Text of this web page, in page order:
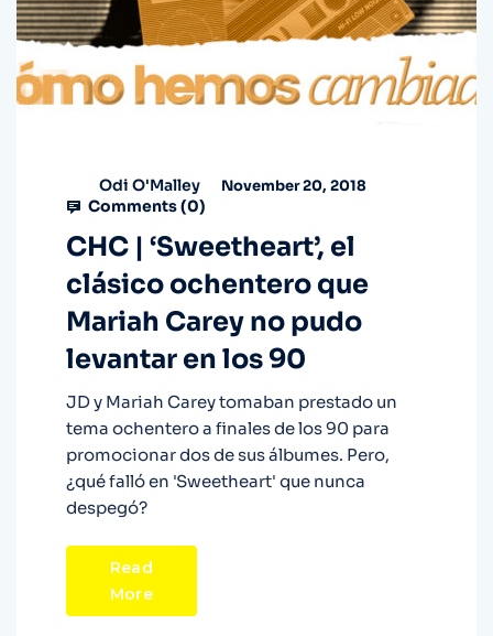
Odi O'Malley November 20, 2018
Comments (0)
CHC | ‘Sweetheart’, el
clásico ochentero que
Mariah Carey no pudo
levantar en los 90
JD y Mariah Carey tomaban prestado un
tema ochentero a finales de los 90 para
promocionar dos de sus álbumes. Pero,
¿qué falló en 'Sweetheart' que nunca
despegó?
Read
More